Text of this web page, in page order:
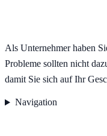
Als Unternehmer haben
Probleme sollten nicht
damit Sie sich auf Ihr
Navigation